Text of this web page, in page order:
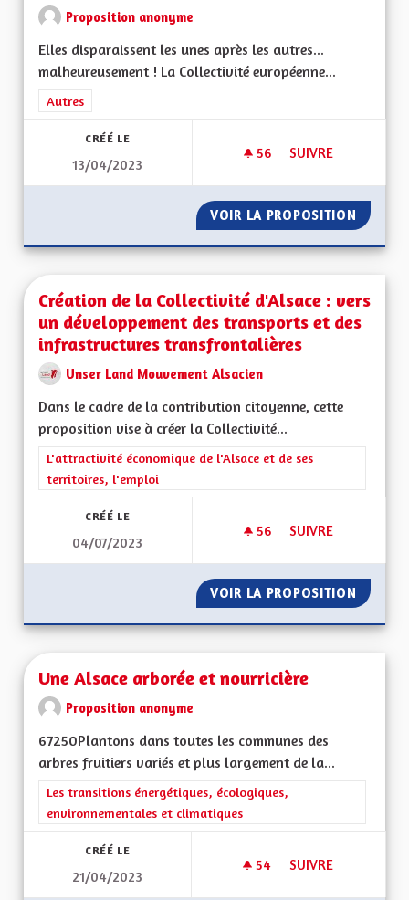
Proposition anonyme
Elles disparaissent les unes après les autres...
malheureusement ! La Collectivité européenne...
Filtrer les résultats de la catégorie : Autres
Autres
CRÉÉ LE
13/04/2023
56 56 ABONNÉS
SUIVRE
VOIR LA PROPOSITION
Création de la Collectivité d'Alsace : vers
un développement des transports et des
infrastructures transfrontalières
Unser Land Mouvement Alsacien
Dans le cadre de la contribution citoyenne, cette
proposition vise à créer la Collectivité...
Filtrer les résultats de la catégorie : L'attractivité
L'attractivité économique de l'Alsace et de ses
territoires, l'emploi
CRÉÉ LE
04/07/2023
56 56 ABONNÉS
SUIVRE
VOIR LA PROPOSITION
Une Alsace arborée et nourricière
Proposition anonyme
67250Plantons dans toutes les communes des
arbres fruitiers variés et plus largement de la...
Filtrer les résultats de la catégorie : Les transitions
Les transitions énergétiques, écologiques,
environnementales et climatiques
CRÉÉ LE
21/04/2023
54 54 ABONNÉS
SUIVRE